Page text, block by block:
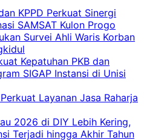
KPPD Perkuat Sinergi
SAMSAT Kulon Progo
Survei Ahli Waris Korban
Kepatuhan PKB dan
SIGAP Instansi di Unisi
Layanan Jasa Raharja
2026 di DIY Lebih Kering,
Terjadi hingga Akhir Tahun